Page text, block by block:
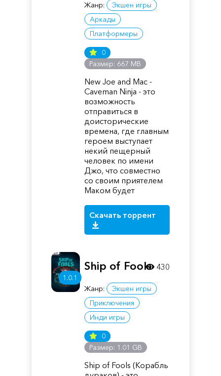
Жанр:
Экшен игры
Аркады
Платформеры
0
Размер: 667 MB
New Joe and Mac -
Caveman Ninja - это
возможность
отправиться в
доисторические
времена, где главным
героем выступает
некий пещерный
человек по имени
Джо, что совместно
со своим приятелем
Маком будет
Скачать торрент
1.0.1
Ship of Fools
Жанр:
Экшен игры
Приключения
Инди игры
0
Размер: 1.01 GB
Ship of Fools (Корабль
430